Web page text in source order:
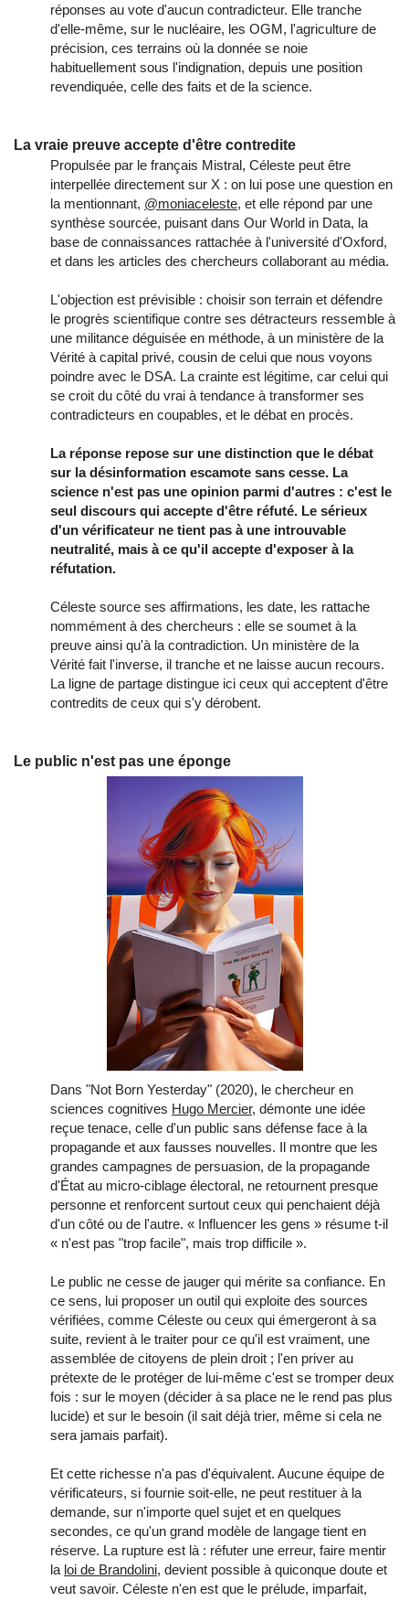
réponses au vote d'aucun contradicteur. Elle tranche
d'elle-même, sur le nucléaire, les OGM, l'agriculture de
précision, ces terrains où la donnée se noie
habituellement sous l'indignation, depuis une position
revendiquée, celle des faits et de la science.
La vraie preuve accepte d'être contredite
Propulsée par le français Mistral, Céleste peut être
interpellée directement sur X : on lui pose une question en
la mentionnant, @moniaceleste, et elle répond par une
synthèse sourcée, puisant dans Our World in Data, la
base de connaissances rattachée à l'université d'Oxford,
et dans les articles des chercheurs collaborant au média.
L'objection est prévisible : choisir son terrain et défendre
le progrès scientifique contre ses détracteurs ressemble à
une militance déguisée en méthode, à un ministère de la
Vérité à capital privé, cousin de celui que nous voyons
poindre avec le DSA. La crainte est légitime, car celui qui
se croit du côté du vrai à tendance à transformer ses
contradicteurs en coupables, et le débat en procès.
La réponse repose sur une distinction que le débat
sur la désinformation escamote sans cesse. La
science n'est pas une opinion parmi d'autres : c'est le
seul discours qui accepte d'être réfuté. Le sérieux
d'un vérificateur ne tient pas à une introuvable
neutralité, mais à ce qu'il accepte d'exposer à la
réfutation.
Céleste source ses affirmations, les date, les rattache
nommément à des chercheurs : elle se soumet à la
preuve ainsi qu'à la contradiction. Un ministère de la
Vérité fait l'inverse, il tranche et ne laisse aucun recours.
La ligne de partage distingue ici ceux qui acceptent d'être
contredits de ceux qui s'y dérobent.
Le public n'est pas une éponge
Dans "Not Born Yesterday" (2020), le chercheur en
sciences cognitives Hugo Mercier, démonte une idée
reçue tenace, celle d'un public sans défense face à la
propagande et aux fausses nouvelles. Il montre que les
grandes campagnes de persuasion, de la propagande
d'État au micro-ciblage électoral, ne retournent presque
personne et renforcent surtout ceux qui penchaient déjà
d'un côté ou de l'autre. « Influencer les gens » résume t-il
« n'est pas "trop facile", mais trop difficile ».
Le public ne cesse de jauger qui mérite sa confiance. En
ce sens, lui proposer un outil qui exploite des sources
vérifiées, comme Céleste ou ceux qui émergeront à sa
suite, revient à le traiter pour ce qu'il est vraiment, une
assemblée de citoyens de plein droit ; l'en priver au
prétexte de le protéger de lui-même c'est se tromper deux
fois : sur le moyen (décider à sa place ne le rend pas plus
lucide) et sur le besoin (il sait déjà trier, même si cela ne
sera jamais parfait).
Et cette richesse n'a pas d'équivalent. Aucune équipe de
vérificateurs, si fournie soit-elle, ne peut restituer à la
demande, sur n'importe quel sujet et en quelques
secondes, ce qu'un grand modèle de langage tient en
réserve. La rupture est là : réfuter une erreur, faire mentir
la loi de Brandolini, devient possible à quiconque doute et
veut savoir. Céleste n'en est que le prélude, imparfait,